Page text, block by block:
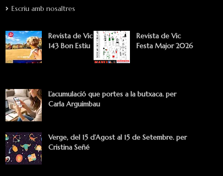
Escriu amb nosaltres
Revista de Vic
143 Bon Estiu
Revista de Vic
Festa Major 2026
L’acumulació que portes a la butxaca. per
Carla Arguimbau
Verge, del 15 d’Agost al 15 de Setembre. per
Cristina Señé